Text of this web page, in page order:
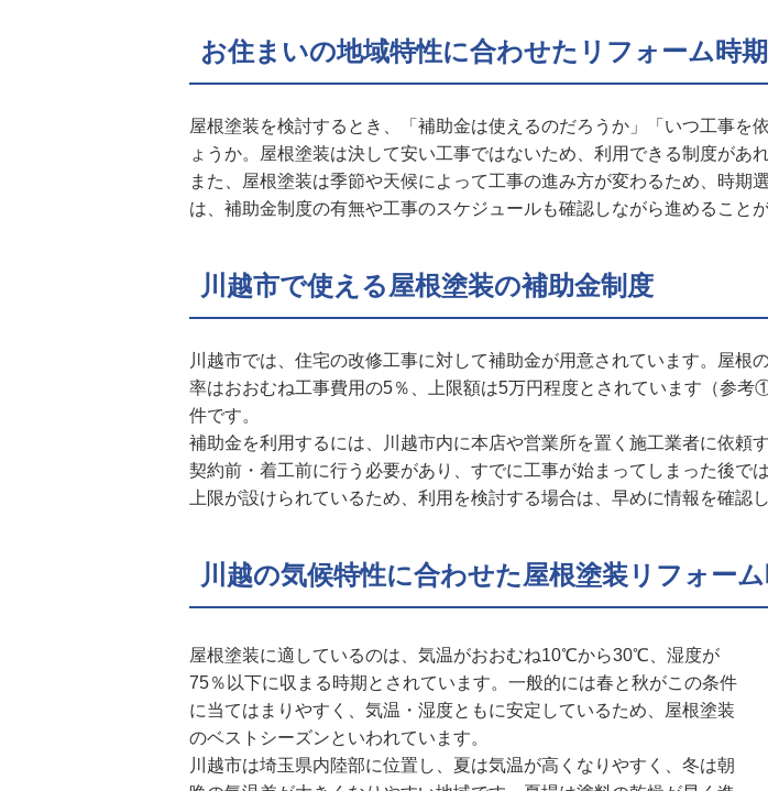
お住まいの地域特性に合わせたリフォーム時
屋根塗装を検討するとき、「補助金は使えるのだろうか」「いつ工事
ょうか。屋根塗装は決して安い工事ではないため、利用できる制度があ
また、屋根塗装は季節や天候によって工事の進み方が変わるため、時
は、補助金制度の有無や工事のスケジュールも確認しながら進めることが
川越市で使える屋根塗装の補助金制度
川越市では、住宅の改修工事に対して補助金が用意されています。屋
率はおおむね工事費用の5％、上限額は5万円程度とされています（参
件です。
補助金を利用するには、川越市内に本店や営業所を置く施工業者に依
契約前・着工前に行う必要があり、すでに工事が始まってしまった後
上限が設けられているため、利用を検討する場合は、早めに情報を確認
川越の気候特性に合わせた屋根塗装リフォーム
屋根塗装に適しているのは、気温がおおむね10℃から30℃、湿度が
75％以下に収まる時期とされています。一般的には春と秋がこの条件
に当てはまりやすく、気温・湿度ともに安定しているため、屋根塗装
のベストシーズンといわれています。
川越市は埼玉県内陸部に位置し、夏は気温が高くなりやすく、冬は朝